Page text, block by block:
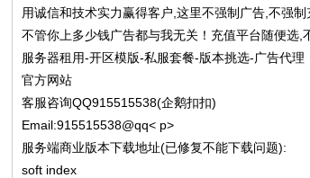
用诚信和技术实力赢得客户,这里不强制广告,不强制
不管你上多少钱广告都与我无关！充值平台随便选,
服务器租用-开区模版-私服套餐-版本挑选-广告代理
官方网站
客服咨询QQ915515538(企鹅扣扣)
Email:915515538@qq< p>
服务端商业版本下载地址(已修复不能下载问题):
soft index